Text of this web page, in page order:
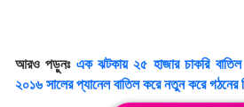
আরও পড়ুনঃ এক ঝটকায় ২৫ হাজার চাকরি
২০১৬ সালের প্যানেল বাতিল করে নতুন করে গঠনের